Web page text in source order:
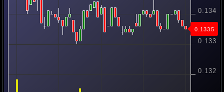
0.132
0.133
0.134
0.1335